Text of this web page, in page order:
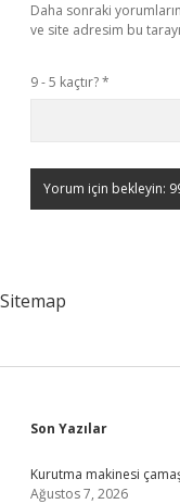
Daha sonraki
ve site adresim bu
9 - 5 kaçtır?*
Sitemap
Sidebar
Son Yazılar
Kurutma makinesi
Ağustos 7, 2026